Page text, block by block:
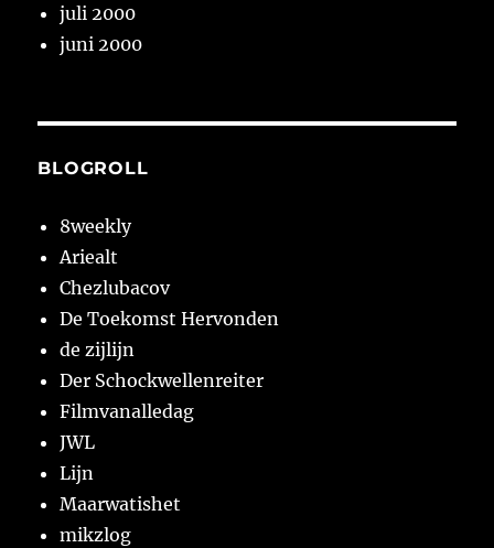
juli 2000
juni 2000
BLOGROLL
8weekly
Ariealt
Chezlubacov
De Toekomst Hervonden
de zijlijn
Der Schockwellenreiter
Filmvanalledag
JWL
Lijn
Maarwatishet
mikzlog